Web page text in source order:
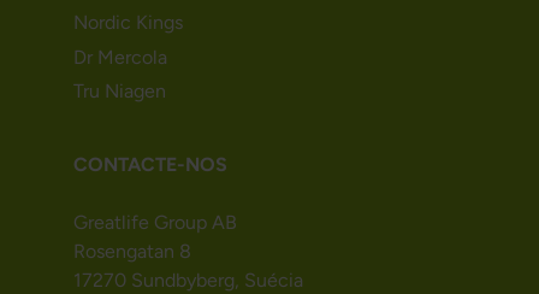
Nordic Kings
Dr Mercola
Tru Niagen
CONTACTE-NOS
Greatlife Group AB
Rosengatan 8
17270 Sundbyberg, Suécia